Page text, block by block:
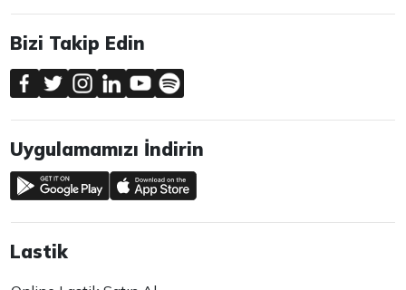
Bizi Takip Edin
Uygulamamızı İndirin
Lastik